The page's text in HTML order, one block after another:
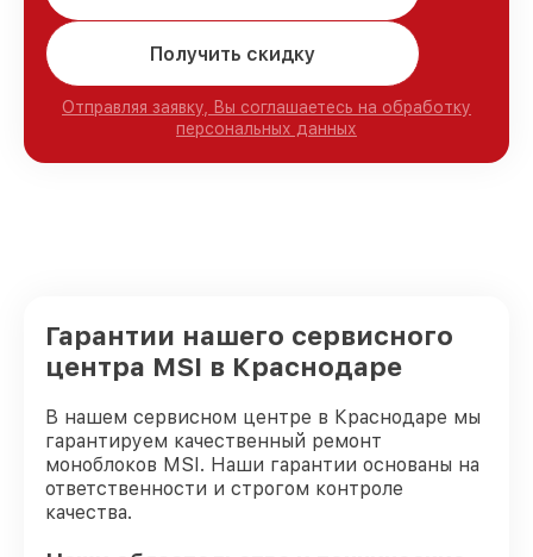
Получить скидку
Отправляя заявку, Вы соглашаетесь на обработку
персональных данных
Гарантии нашего сервисного
центра MSI в Краснодаре
В нашем сервисном центре в Краснодаре мы
гарантируем качественный ремонт
моноблоков MSI. Наши гарантии основаны на
ответственности и строгом контроле
качества.